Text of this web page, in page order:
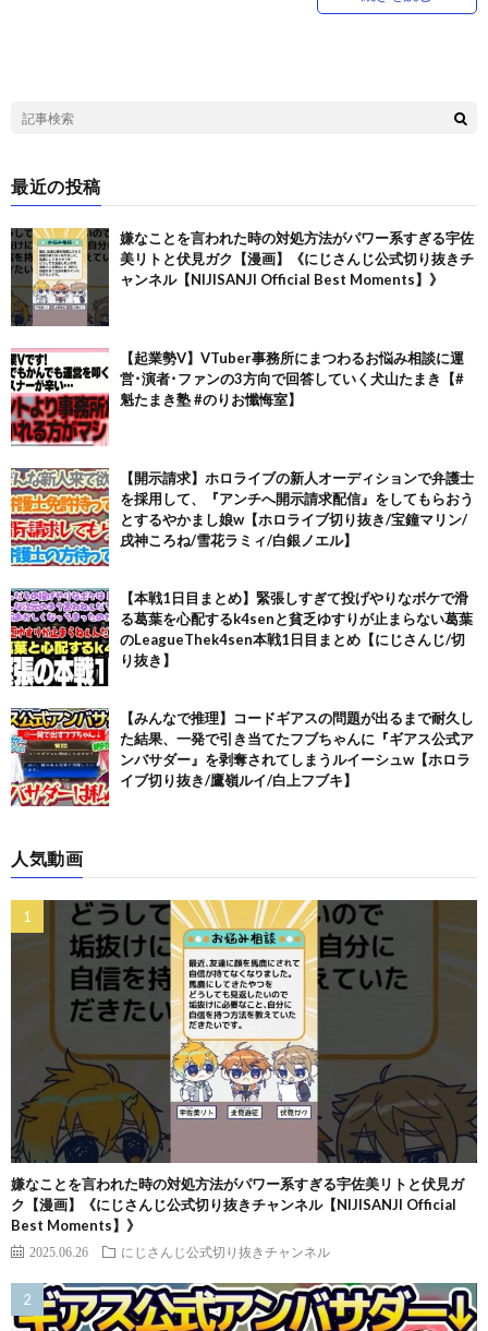
最近の投稿
嫌なことを言われた時の対処方法がパワー系すぎる宇佐
美リトと伏見ガク【漫画】《にじさんじ公式切り抜きチ
ャンネル【NIJISANJI Official Best Moments】》
【起業勢V】VTuber事務所にまつわるお悩み相談に運
営･演者･ファンの3方向で回答していく犬山たまき【#
魁たまき塾 #のりお懺悔室】
【開示請求】ホロライブの新人オーディションで弁護士
を採用して、『アンチへ開示請求配信』をしてもらおう
とするやかまし娘w【ホロライブ切り抜き/宝鐘マリン/
戌神ころね/雪花ラミィ/白銀ノエル】
【本戦1日目まとめ】緊張しすぎて投げやりなボケで滑
る葛葉を心配するk4senと貧乏ゆすりが止まらない葛葉
のLeagueThek4sen本戦1日目まとめ【にじさんじ/切
り抜き】
【みんなで推理】コードギアスの問題が出るまで耐久し
た結果、一発で引き当てたフブちゃんに『ギアス公式ア
ンバサダー』を剥奪されてしまうルイーシュw【ホロラ
イブ切り抜き/鷹嶺ルイ/白上フブキ】
人気動画
嫌なことを言われた時の対処方法がパワー系すぎる宇佐美リトと伏見ガ
ク【漫画】《にじさんじ公式切り抜きチャンネル【NIJISANJI Official
Best Moments】》
2025.06.26 にじさんじ公式切り抜きチャンネル